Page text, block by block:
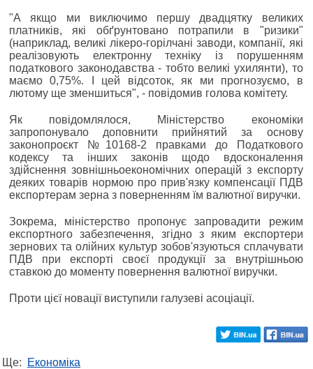
"А якщо ми виключимо першу двадцятку великих
платників, які обґрунтовано потрапили в "ризики"
(наприклад, великі лікеро-горілчані заводи, компанії, які
реалізовують електронну техніку із порушенням
податкового законодавства - тобто великі ухилянти), то
маємо 0,75%. І цей відсоток, як ми прогнозуємо, в
лютому ще зменшиться", - повідомив голова комітету.
Як повідомлялося, Міністерство економіки
запропонувало доповнити прийнятий за основу
законопроєкт №10168-2 правками до Податкового
кодексу та інших законів щодо вдосконалення
здійснення зовнішньоекономічних операцій з експорту
деяких товарів нормою про прив'язку компенсації ПДВ
експортерам зерна з поверненням їм валютної виручки.
Зокрема, міністерство пропонує запровадити режим
експортного забезпечення, згідно з яким експортери
зернових та олійних культур зобов'язуються сплачувати
ПДВ при експорті своєї продукції за внутрішньою
ставкою до моменту повернення валютної виручки.
Проти цієї новації виступили галузеві асоціації.
Ще: Економіка